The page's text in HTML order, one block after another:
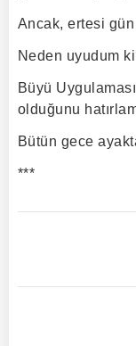
Ancak, ertesi gün
Neden uyudum
Büyü
olduğunu
Bütün gece
***